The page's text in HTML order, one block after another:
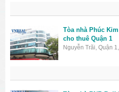
Tòa nhà Phúc
cho thuê Quận 1
Nguyễn Trãi, Quận